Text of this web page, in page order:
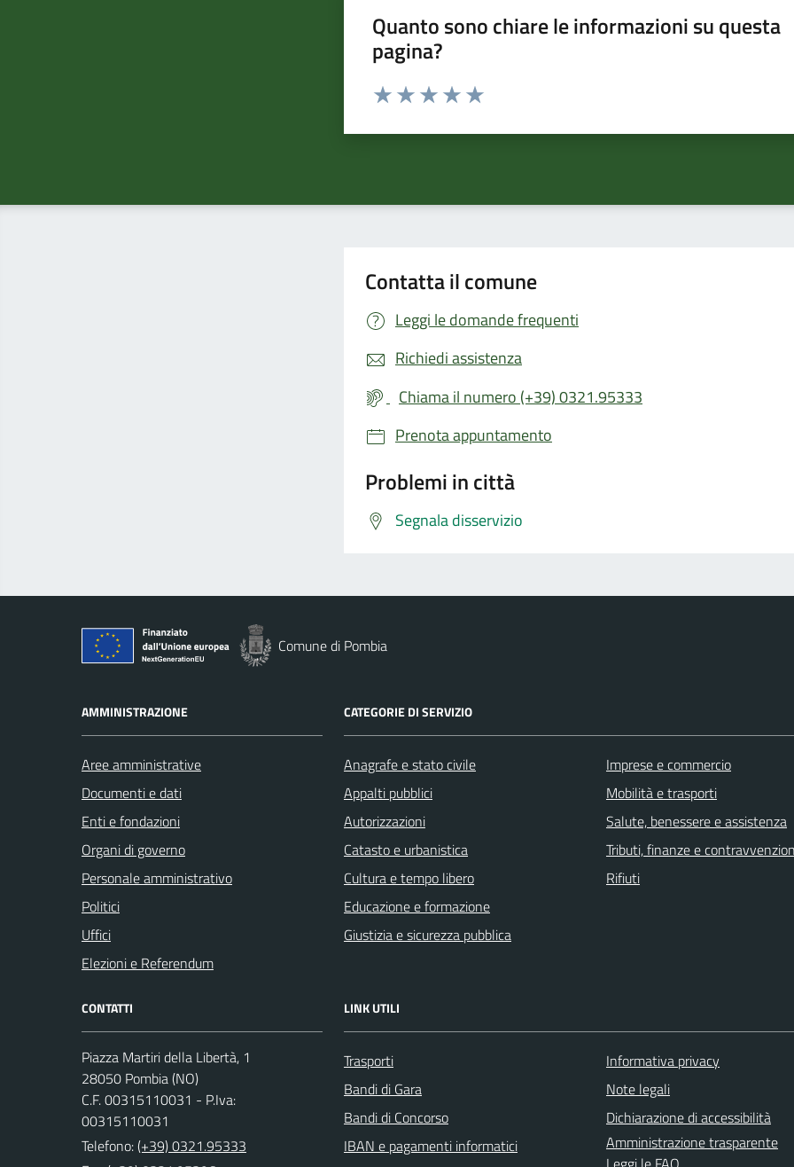
Quanto sono chiare le informazioni su questa
pagina?
Valuta da 1 a 5 stelle la pagina
Contatta il comune
Leggi le domande frequenti
Richiedi assistenza
Chiama il numero (+39) 0321.95333
Prenota appuntamento
Problemi in città
Segnala disservizio
Comune di Pombia
AMMINISTRAZIONE
Aree amministrative
Documenti e dati
Enti e fondazioni
Organi di governo
Personale amministrativo
Politici
Uffici
Elezioni e Referendum
CATEGORIE DI SERVIZIO
Anagrafe e stato civile
Appalti pubblici
Autorizzazioni
Catasto e urbanistica
Cultura e tempo libero
Educazione e formazione
Giustizia e sicurezza pubblica
Imprese e commercio
Mobilità e trasporti
Salute, benessere e assistenza
Tributi, finanze e
Rifiuti
CONTATTI
Piazza Martiri della Libertà, 1
28050 Pombia (NO)
C.F. 00315110031 - P.Iva:
00315110031
Telefono:(+39) 0321.95333
LINK UTILI
Trasporti
Bandi di Gara
Bandi di Concorso
IBAN e pagamenti informatici
Informativa privacy
Note legali
Dichiarazione di accessibilità
Amministrazione trasparente